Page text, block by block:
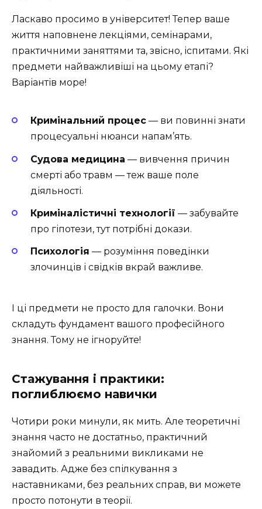
Ласкаво просимо в університет! Тепер ваше
життя наповнене лекціями, семінарами,
практичними заняттями та, звісно, іспитами. Які
предмети найважливіші на цьому етапі?
Варіантів море!
Кримінальний процес — ви повинні знати
процесуальні нюанси напам’ять.
Судова медицина — вивчення причин
смерті або травм — теж ваше поле
діяльності.
Криміналістичні технології — забувайте
про гіпотези, тут потрібні докази.
Психологія — розуміння поведінки
злочинців і свідків вкрай важливе.
І ці предмети не просто для галочки. Вони
складуть фундамент вашого професійного
знання. Тому не ігноруйте!
Стажування і практики:
поглиблюємо навички
Чотири роки минули, як мить. Але теоретичні
знання часто не достатньо, практичний
знайомий з реальними викликами не
завадить. Адже без спілкування з
наставниками, без реальних справ, ви можете
просто потонути в теорії.